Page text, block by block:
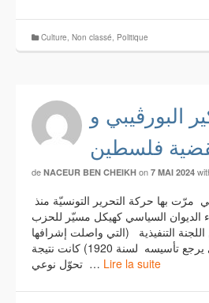
Culture, Non classé, Politique
البورڤيبي و
فلسطين
de NACEUR BEN CHEIKH on 7 MAI 2024
الديوان السياسي كهيكل مسيّر للحزب
التنفيذية (التي واصلت إشرافها
على نفس الحزب الذي يرجع تأسيسه لسنة 1920) كانت نتيجة
تحوّل نوعي … Lire la suite